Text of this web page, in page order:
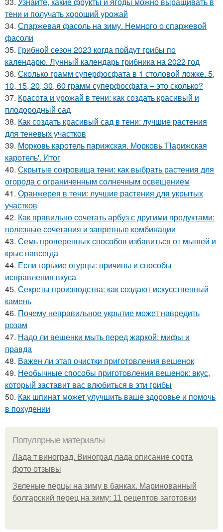
тени и получать хороший урожай
34. Спаржевая фасоль на зиму. Немного о спаржевой
фасоли
35. Грибной сезон 2023 когда пойдут грибы по
календарю. Лунный календарь грибника на 2022 год
36. Сколько грамм суперфосфата в 1 столовой ложке. 5,
10, 15, 20, 30, 60 грамм суперфосфата – это сколько?
37. Красота и урожай в тени: как создать красивый и
плодородный сад
38. Как создать красивый сад в тени: лучшие растения
для теневых участков
39. Морковь каротель парижская. Морковь 'Парижская
каротель'. Итог
40. Скрытые сокровища тени: как выбрать растения для
огорода с ограниченным солнечным освещением
41. Оранжерея в тени: лучшие растения для укрытых
участков
42. Как правильно сочетать арбуз с другими продуктами:
полезные сочетания и запретные комбинации
43. Семь проверенных способов избавиться от мышей и
крыс навсегда
44. Если горькие огурцы: причины и способы
исправления вкуса
45. Секреты производства: как создают искусственный
камень
46. Почему неправильное укрытие может навредить
розам
47. Надо ли вешенки мыть перед жаркой: мифы и
правда
48. Важен ли этап очистки приготовления вешенок
49. Необычные способы приготовления вешенок: вкус,
который заставит вас влюбиться в эти грибы
50. Как шпинат может улучшить ваше здоровье и помочь
в похудении
Популярные материалы
Лада т виноград. Виноград лада описание сорта
фото отзывы
Зеленые перцы на зиму в банках. Маринованный
болгарский перец на зиму: 11 рецептов заготовки